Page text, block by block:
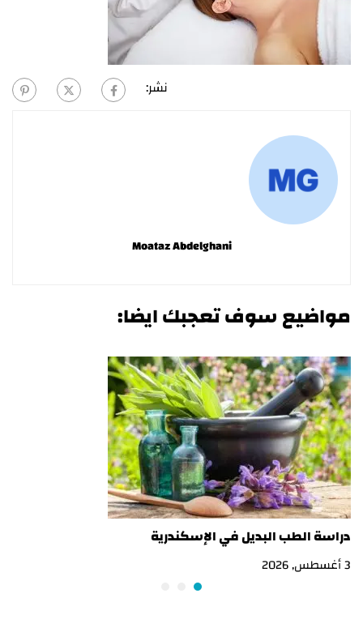
نشر:
Moataz Abdelghani
مواضيع سوف تعجبك ايضا:
دراسة الطب البديل في الإسكندرية
3 أغسطس, 2026